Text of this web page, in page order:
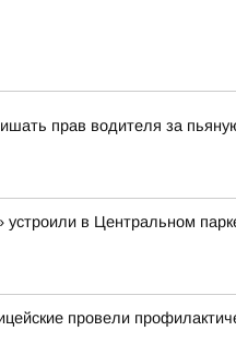
прав водителя за
устроили в Центральном
провели